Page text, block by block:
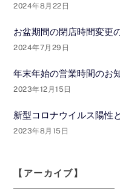
2024年8月22日
お盆期間の閉店時間変更
2024年7月29日
年末年始の営業時間のお
2023年12月15日
新型コロナウイルス陽性
2023年8月15日
【アーカイブ】